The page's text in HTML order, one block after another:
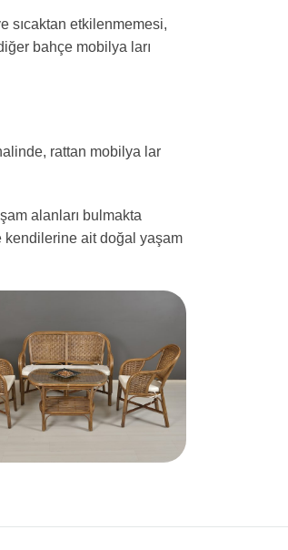
sıcaktan etkilenmemesi,
bahçe mobilya ları
rattan mobilya lar
alanları bulmakta
kendilerine ait doğal yaşam